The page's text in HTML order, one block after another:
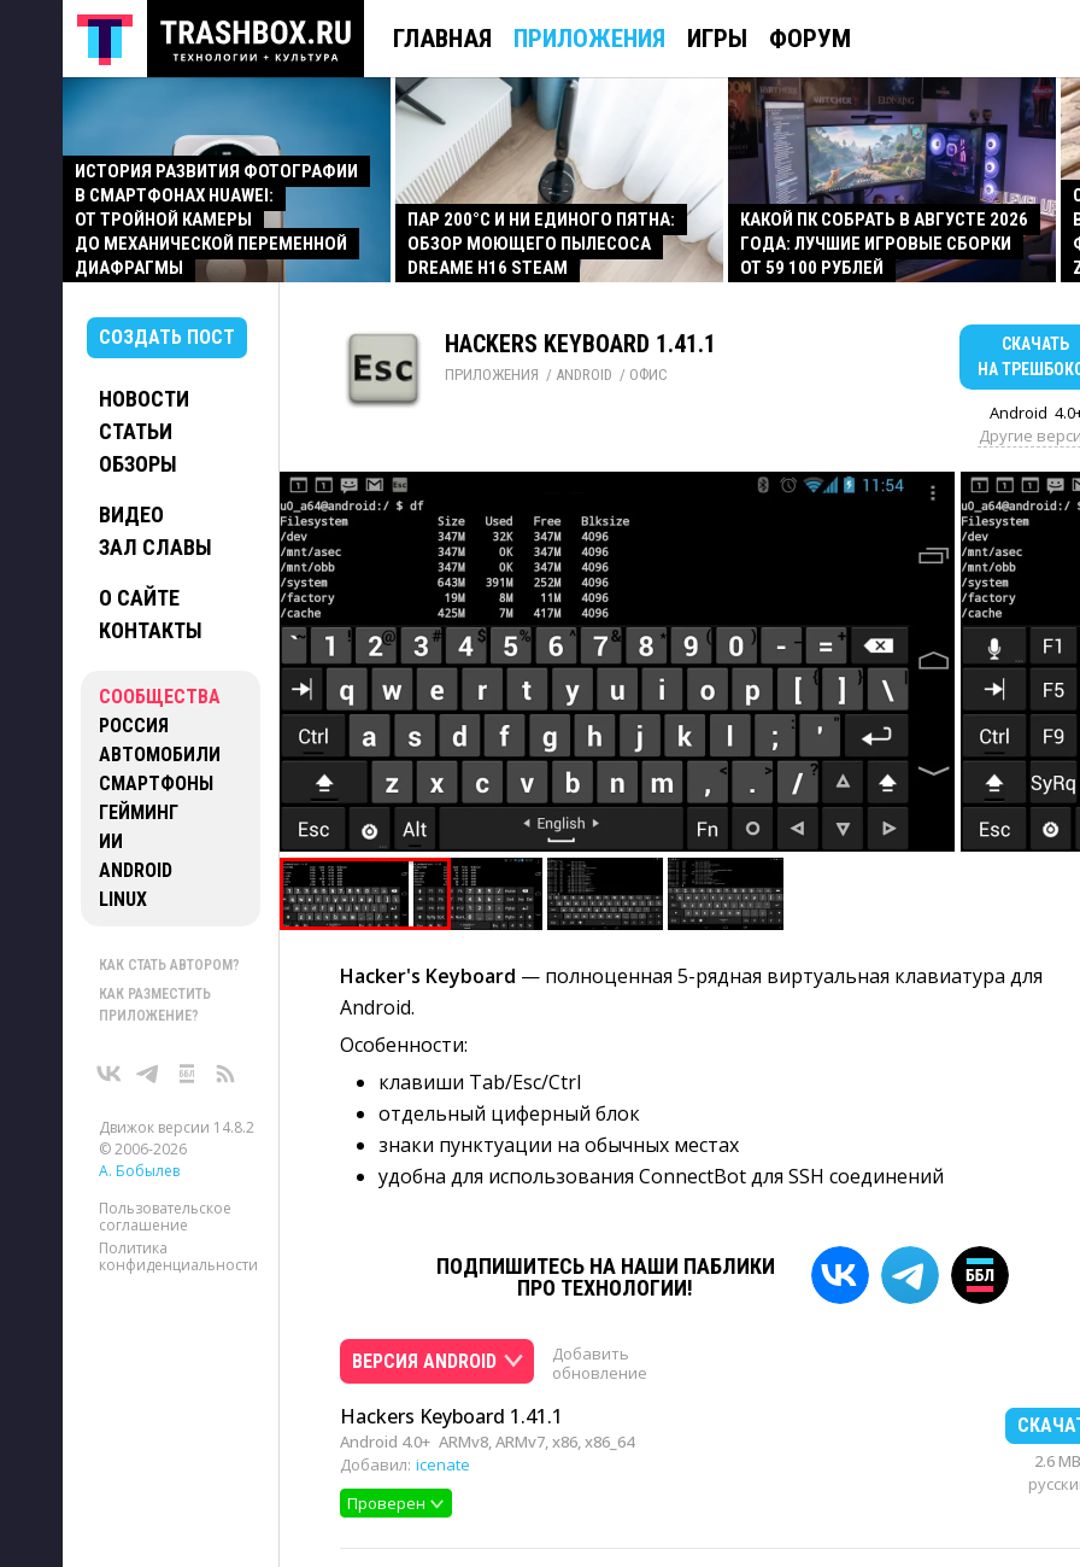
ГЛАВНАЯ ПРИЛОЖЕНИЯ ИГРЫ ФОРУМ
ИСТОРИЯ РАЗВИТИЯ ФОТОГРАФИИ
В СМАРТФОНАХ HUAWEI:
ОТ ТРОЙНОЙ КАМЕРЫ
ДО МЕХАНИЧЕСКОЙ ПЕРЕМЕННОЙ
ДИАФРАГМЫ
ПАР 200°C И НИ ЕДИНОГО ПЯТНА:
ОБЗОР МОЮЩЕГО ПЫЛЕСОСА
DREAME H16 STEAM
КАКОЙ ПК СОБРАТЬ В АВГУСТЕ 2026
ГОДА: ЛУЧШИЕ ИГРОВЫЕ СБОРКИ
ОТ 59 100 РУБЛЕЙ
СОЗДАТЬ ПОСТ
НОВОСТИ
СТАТЬИ
ОБЗОРЫ
ВИДЕО
ЗАЛ СЛАВЫ
О САЙТЕ
КОНТАКТЫ
СООБЩЕСТВА
РОССИЯ
АВТОМОБИЛИ
СМАРТФОНЫ
ГЕЙМИНГ
ИИ
ANDROID
LINUX
КАК СТАТЬ АВТОРОМ?
КАК РАЗМЕСТИТЬ
ПРИЛОЖЕНИЕ?
Движок версии 14.8.2
© 2006-2026
А. Бобылев
Пользовательское
соглашение
Политика
конфиденциальности
HACKERS KEYBOARD 1.41.1
ПРИЛОЖЕНИЯ / ANDROID / ОФИС
СКАЧАТЬ
НА
Android
Другие
Hacker's Keyboard — полноценная 5-рядная виртуальная клавиатура для
Android.
Особенности:
клавиши Tab/Esc/Ctrl
отдельный циферный блок
знаки пунктуации на обычных местах
удобна для использования ConnectBot для SSH соединений
ПОДПИШИТЕСЬ НА НАШИ ПАБЛИКИ
ПРО ТЕХНОЛОГИИ!
ВЕРСИЯ ANDROID
Добавить
обновление
Hackers Keyboard 1.41.1
Android 4.0+ ARMv8, ARMv7, x86, x86_64
Добавил: icenate
Проверен
2.6 MB